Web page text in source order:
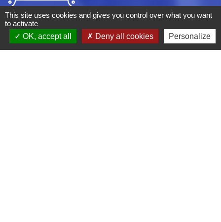
This site uses cookies and gives you control over what you want
to activate
OK, accept all
Deny all cookies Personalize